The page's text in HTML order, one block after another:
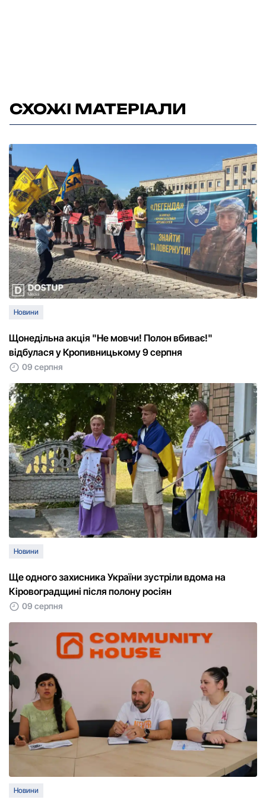
СХОЖІ МАТЕРІАЛИ
Новини
Щонедільна акція "Не мовчи! Полон вбиває!"
відбулася у Кропивницькому 9 серпня
09 серпня
Новини
Ще одного захисника України зустріли вдома на
Кіровоградщині після полону росіян
09 серпня
Новини